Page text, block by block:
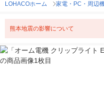
LOHACOホーム 家電・PC・周辺
熊本地震の影響について